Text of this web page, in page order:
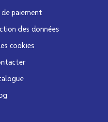
paiement
des données
cookies